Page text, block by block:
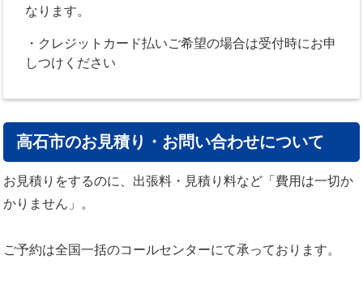
なります。
・クレジットカード払いご希望の場合は受付時にお申
しつけください
高石市のお見積り・お問い合わせについて
お見積りをするのに、出張料・見積り料など「費用は一切か
かりません」。
ご予約は全国一括のコールセンターにて承っております。